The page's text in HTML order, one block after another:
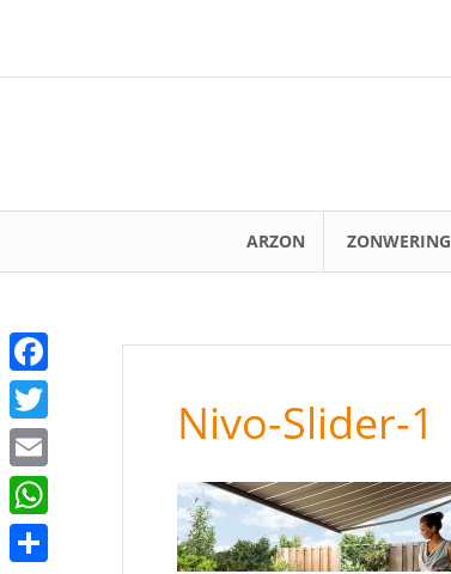
ARZON ZONWERING
Nivo-Slider-1
F
a
c
e
b
T
w
i
E
m
a
W